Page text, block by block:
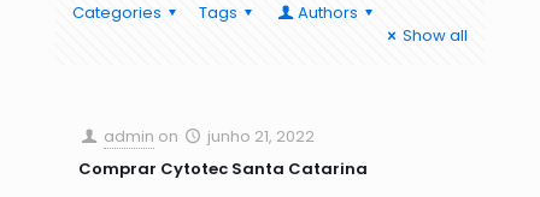
Categories Tags
Authors
Show all
admin on
junho 21, 2022
Comprar Cytotec Santa Catarina